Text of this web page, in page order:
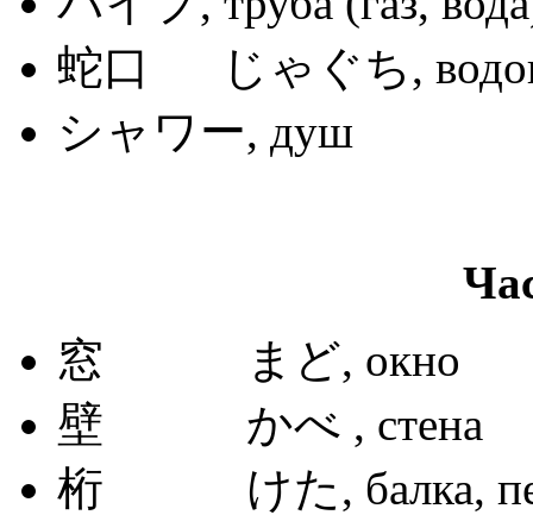
蛇口 じゃぐち,
シャワー, душ
窓 まど, окно
壁 かべ , стена
桁 けた, балка,